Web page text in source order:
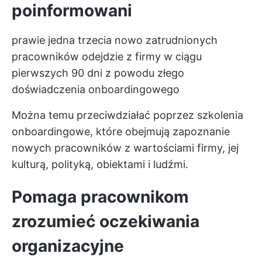
poinformowani
prawie jedna trzecia nowo zatrudnionych
pracowników odejdzie z firmy w ciągu
pierwszych 90 dni z powodu złego
doświadczenia onboardingowego
Można temu przeciwdziałać poprzez szkolenia
onboardingowe, które obejmują zapoznanie
nowych pracowników z wartościami firmy, jej
kulturą, polityką, obiektami i ludźmi.
Pomaga pracownikom
zrozumieć oczekiwania
organizacyjne